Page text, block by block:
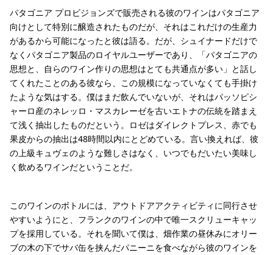
パタゴニア プロビジョンズで販売される彼のワインはパタゴニア
向けとして特別に醸造されたものだが、それはこれだけの生産力
があるから可能になったと彼は語る。だが、シュイナードだけで
なくパタゴニア製品のロイヤルユーザーであり、「パタゴニアの
思想と、自らのワイン作りの思想はとても共通点が多い」と話し
てくれたことのある彼なら、この規模になっていなくても手掛け
たような気はする。僕はまだ飲んでいないが、それはパッソピシ
ャーロ産のネレッロ・マスカレーゼを古いエトナの伝統を踏まえ
て浅く抽出したものだという。ロゼはダイレクトプレス、赤でも
果皮からの抽出は48時間以内にとどめている。言い換えれば、彼
の上級キュヴェのような難しさはなく、いつでもだいたい美味し
く飲めるワインだということだ。
このワインのボトルには、アウトドアアクティビティに同行させ
やすいようにと、フランクのワインの中で唯一スクリューキャッ
プを採用している。それを聞いて僕は、畑作業の昼休みにオリー
ブの木の下でサバ缶を挟んだパニーニを食べながら彼のワインを